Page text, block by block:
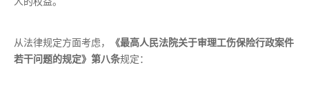
从法律规定方面考虑，
《最高人民法院关于审理工伤保险行政案件
若干问题的规定》第八条规定：